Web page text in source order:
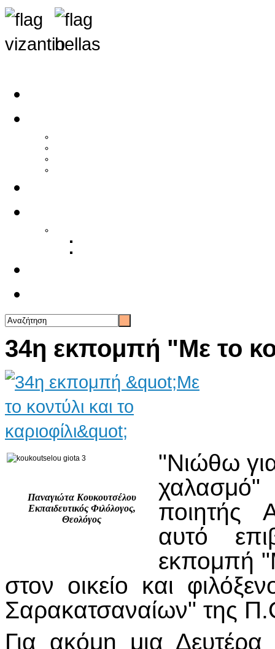
34η εκπομπή "Με το
Παναγιώτα Κουκουτσέλου
Εκπαιδευτικός Φιλόλογος,
Θεολόγος
"Νιώθω
χαλασμό"
ποιητής
αυτό
εκπομπή
στον οικείο και
Σαρακατσαναίων" της
Για ακόμη μια